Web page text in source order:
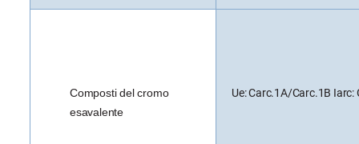
Composti del cromo
esavalente
Ue: Carc.1A/Carc.1B Iarc: